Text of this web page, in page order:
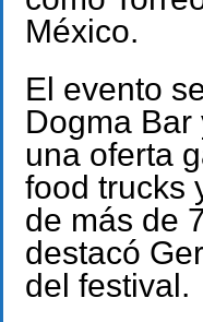
México.
El evento
Dogma
una oferta
food trucks
de más de
destacó
del festival.